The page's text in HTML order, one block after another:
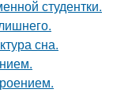
студентки.
сна.